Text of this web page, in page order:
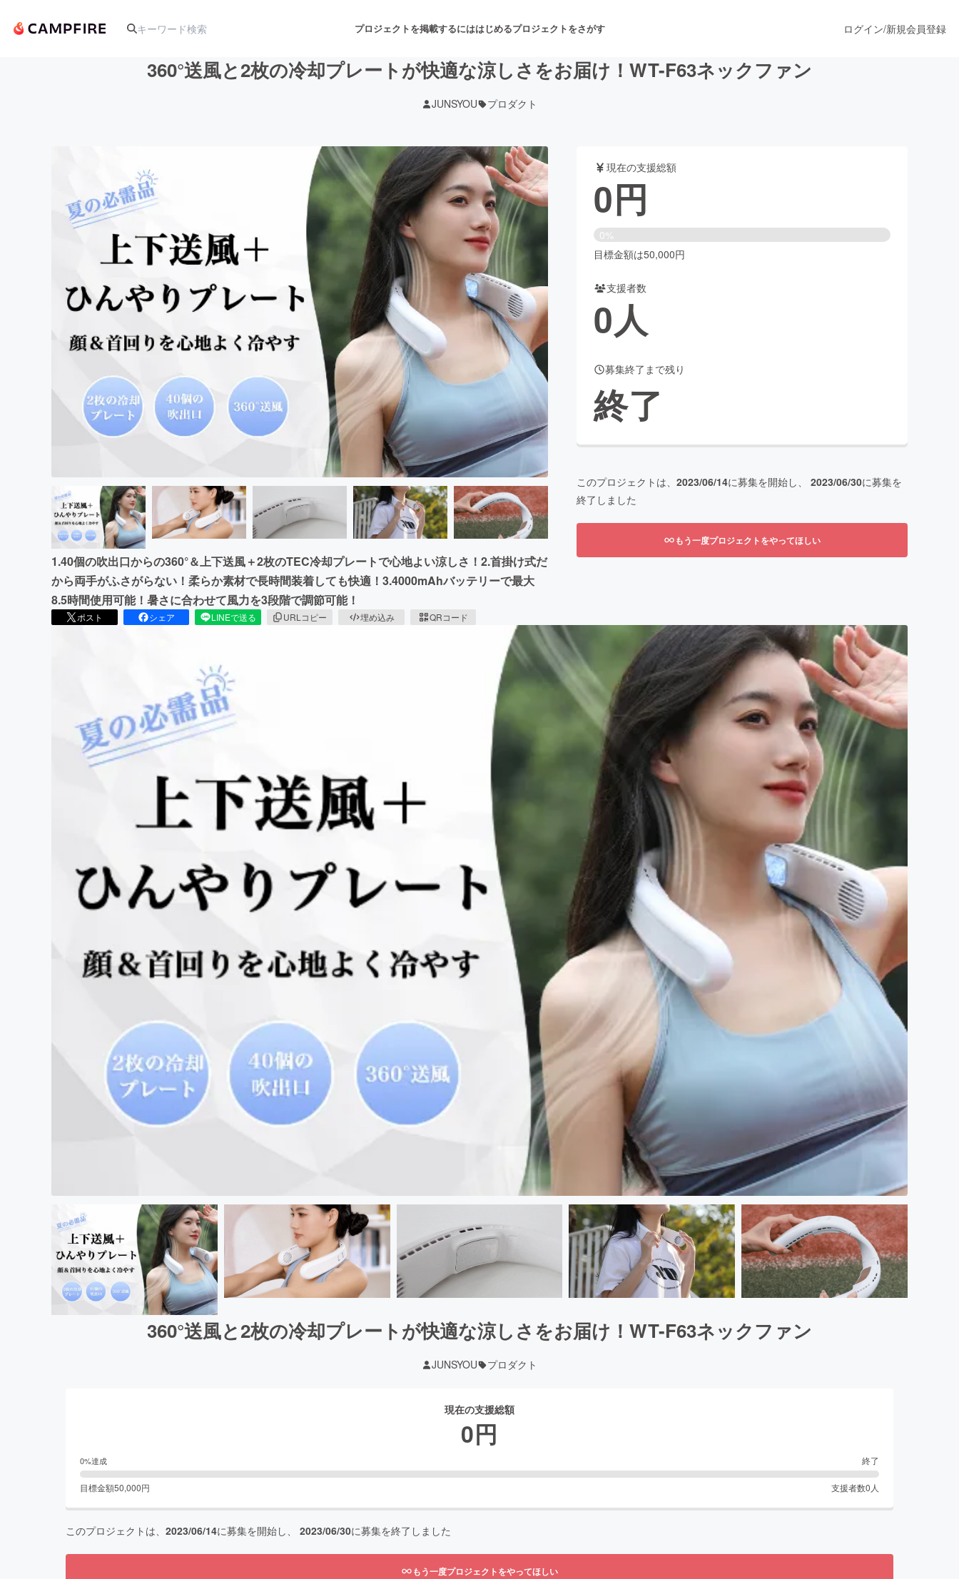
プロジェクトを掲載するにははじめるプロジェクトをさがす
アート・写真 音楽 舞台・パフォーマンス
ゲーム・サービス開発
映像・映画 書籍・雑誌出版
ビジネス・起業 チャレンジ ビューティー・ヘルスケア
まちづくり・地域活性化
CAMPFIRE for Social GoodCAMPFIRE Creation
CAMPFIREふるさと納税
コミュニティ
ログイン/新規会員登録
360°送風と2枚の冷却プレートが快適な涼しさをお届け！WT-F63ネックファン
JUNSYOU プロダクト
1.40個の吹出口からの360°＆上下送風＋2枚のTEC冷却プレートで心地よい涼しさ！2.首掛け式だ
から両手がふさがらない！柔らか素材で長時間装着しても快適！3.4000mAhバッテリーで最大
8.5時間使用可能！暑さに合わせて風力を3段階で調節可能！
ポスト シェア LINEで送る URLコピー 埋め込み QRコード
現在の支援総額
0円
0%
目標金額は50,000円
支援者数
0人
募集終了まで残り
終了
このプロジェクトは、 2023/06/14に募集を開始し、 2023/06/30に募集を
終了しました
もう一度プロジェクトをやってほしい
360°送風と2枚の冷却プレートが快適な涼しさをお届け！WT-F63ネックファン
JUNSYOU プロダクト
現在の支援総額
0円
0%達成 終了
目標金額50,000円 支援者数0 人
このプロジェクトは、 2023/06/14に募集を開始し、 2023/06/30に募集を終了しました
もう一度プロジェクトをやってほしい